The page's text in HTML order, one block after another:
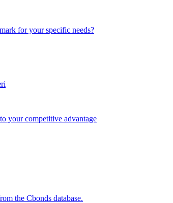
for your specific needs?
your competitive advantage
the Cbonds database.